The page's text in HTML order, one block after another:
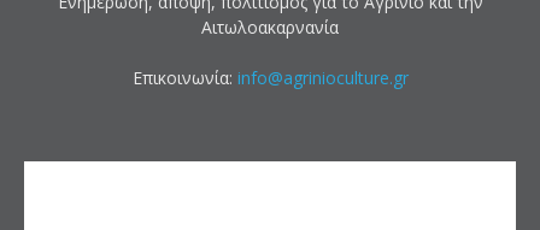
Αιτωλοακαρνανία
Επικοινωνία: info@agrinioculture.gr